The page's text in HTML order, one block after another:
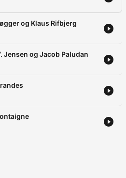
og Klaus Rifbjerg
Jensen og Jacob Paludan